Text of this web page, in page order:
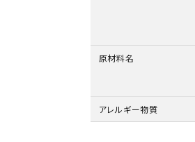
原材料名
アレルギー物質